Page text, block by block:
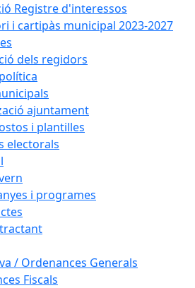
Registre d'interessos
i cartipàs municipal 2023-2027
dels regidors
ajuntament
i plantilles
electorals
i programes
/ Ordenances Generals
Fiscals